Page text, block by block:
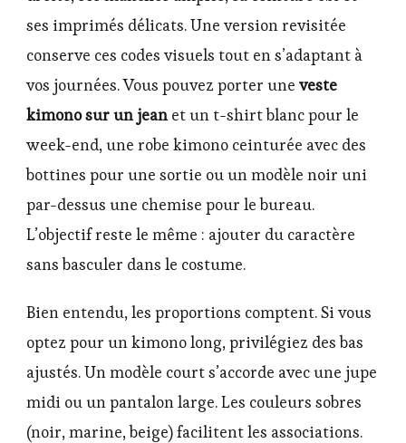
ses imprimés délicats. Une version revisitée
conserve ces codes visuels tout en s’adaptant à
vos journées. Vous pouvez porter une veste
kimono sur un jeanet un t-shirt blanc pour le
week-end, une robe kimono ceinturée avec des
bottines pour une sortie ou un modèle noir uni
par-dessus une chemise pour le bureau.
L’objectif reste le même : ajouter du caractère
sans basculer dans le costume.
Bien entendu, les proportions comptent. Si vous
optez pour un kimono long, privilégiez des bas
ajustés. Un modèle court s’accorde avec une jupe
midi ou un pantalon large. Les couleurs sobres
(noir, marine, beige) facilitent les associations.